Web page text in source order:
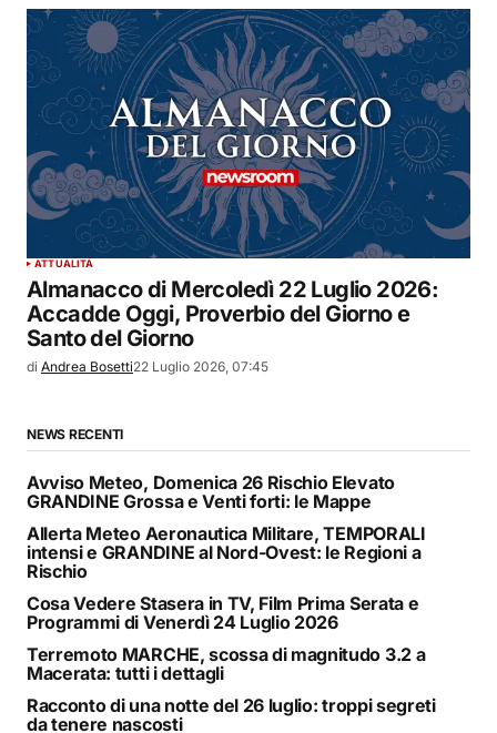
ATTUALITÀ
Almanacco di Mercoledì 22 Luglio 2026:
Accadde Oggi, Proverbio del Giorno e
Santo del Giorno
di Andrea Bosetti22 Luglio 2026, 07:45
NEWS RECENTI
Avviso Meteo, Domenica 26 Rischio Elevato
GRANDINE Grossa e Venti forti: le Mappe
Allerta Meteo Aeronautica Militare, TEMPORALI
intensi e GRANDINE al Nord-Ovest: le Regioni a
Rischio
Cosa Vedere Stasera in TV, Film Prima Serata e
Programmi di Venerdì 24 Luglio 2026
Terremoto MARCHE, scossa di magnitudo 3.2 a
Macerata: tutti i dettagli
Racconto di una notte del 26 luglio: troppi segreti
da tenere nascosti